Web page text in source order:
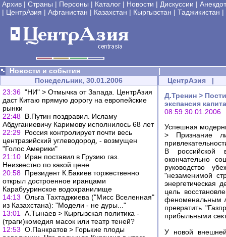
Архив | Страны | Персоны | Каталог | Новости | Дискуссии |
| ЦентрАзия | Афганистан | Казахстан | Кыргызстан | Таджикистан |
Новости и события
|
Понедельник, 30.01.2006
23:36 "НИ" > Отмычка от Запада. ЦентрАзия
даст Китаю прямую дорогу на европейские
рынки
22:48 В.Путин поздравил. Исламу
Абдуганиевичу Каримову исполнилось 68 лет
22:29 Россия контролирует почти весь
центразийский углеводород, - возмущен
"Голос Америки"
21:10 Иран поставил в Грузию газ.
Неизвестно по какой цене
20:58 Президент К.Бакиев торжественно
открыл достроенное иранцами
Карабууринское водохранилище
14:13 Ольга Тахтаджиева ("Мисс Вселенная"
из Казахстана): "Модели - не дуры..."
13:01
А.Тынаев > Кыргызская политика -
(траги)комедия масок или театр теней?
12:53 О.Панкратов > Горькие плоды
ЦентрАзия |
Д.Тренин >
экспансия
08:59 30.01.2006
Успешная
> Признание
В российской
окончательно
руководство
"незаменимой
энергетическая
цель
феноменальным
превратить
прибыльными
У новой внешней